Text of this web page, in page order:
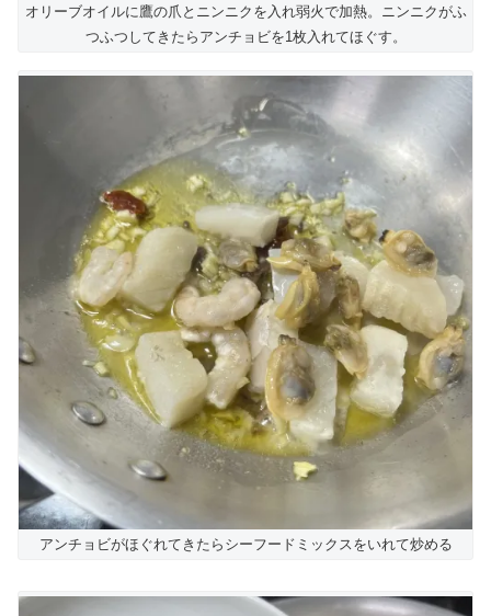
オリーブオイルに鷹の爪とニンニクを入れ弱火で加熱。ニンニクがふ
つふつしてきたらアンチョビを1枚入れてほぐす。
アンチョビがほぐれてきたらシーフードミックスをいれて炒める